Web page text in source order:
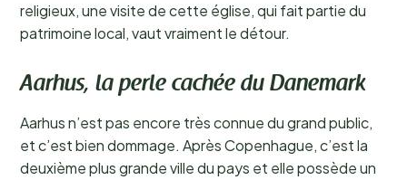
religieux, une visite de cette église, qui fait partie du
patrimoine local, vaut vraiment le détour.
Aarhus, la perle cachée du Danemark
Aarhus n’est pas encore très connue du grand public,
et c’est bien dommage. Après Copenhague, c’est la
deuxième plus grande ville du pays et elle possède un